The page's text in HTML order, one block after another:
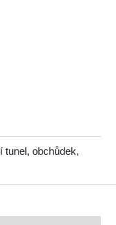
tunel, obchůdek,